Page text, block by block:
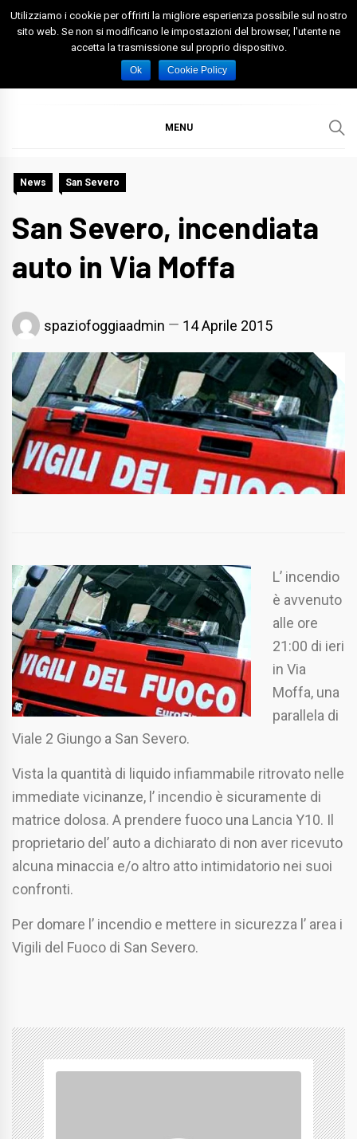
Skip
Spazio Foggia
Foggia News Calcio Eventi e Attività nella Capitanata
MENU
News San Severo
San Severo, incendiata
auto in Via Moffa
spaziofoggiaadmin 14 Aprile 2015
L’ incendio
è avvenuto
alle ore
21:00 di ieri
in Via
Moffa, una
parallela di
Viale 2 Giungo a San Severo.
Vista la quantità di liquido infiammabile ritrovato nelle
immediate vicinanze, l’ incendio è sicuramente di
matrice dolosa. A prendere fuoco una Lancia Y10. Il
proprietario del’ auto a dichiarato di non aver ricevuto
alcuna minaccia e/o altro atto intimidatorio nei suoi
confronti.
Per domare l’ incendio e mettere in sicurezza l’ area i
Vigili del Fuoco di San Severo.
Utilizziamo i cookie per offrirti la migliore esperienza possibile sul nostro
sito web. Se non si modificano le impostazioni del browser, l'utente ne
accetta la trasmissione sul proprio dispositivo.
Ok Cookie Policy